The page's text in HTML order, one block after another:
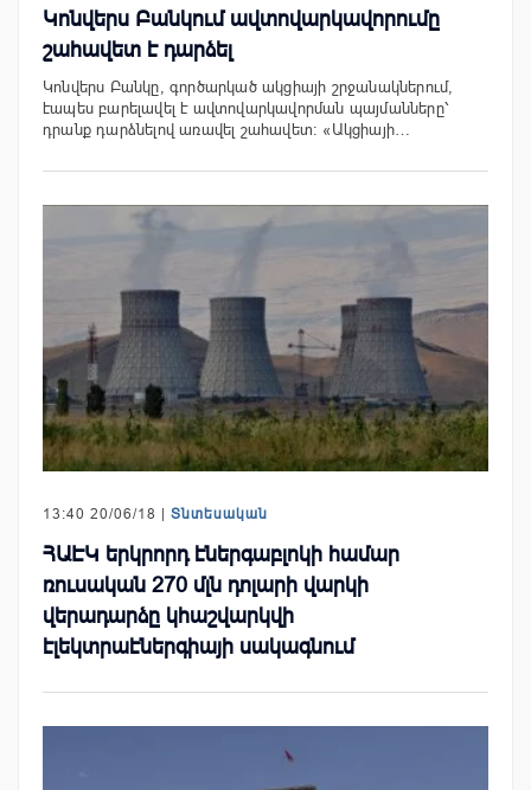
Կոնվերս Բանկում ավտովարկավորումը
շահավետ է դարձել
Կոնվերս Բանկը, գործարկած ակցիայի շրջանակներում,
էապես բարելավել է ավտովարկավորման պայմանները՝
դրանք դարձնելով առավել շահավետ: «Ակցիայի…
13:40 20/06/18 | Տնտեսական
ՀԱԷԿ երկրորդ էներգաբլոկի համար
ռուսական 270 մլն դոլարի վարկի
վերադարձը կհաշվարկվի
էլեկտրաէներգիայի սակագնում